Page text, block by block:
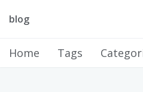
blog
Home Tags